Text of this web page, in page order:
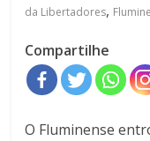
da Libertadores,
Compartilhe
O Fluminense